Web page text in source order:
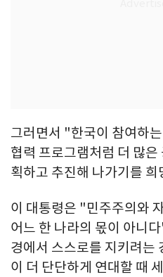
그러면서 "한국이 참여하
협력 프로그램처럼 더 많은
획하고 추진해 나가기를
이 대통령은 "민주주의와
어느 한 나라의 몫이 아니
경에서 스스로를 지키려는
이 더 단단하게 연대할 때